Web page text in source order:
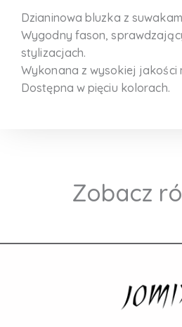
Dzianinowa bluzka z
Wygodny fason,
stylizacjach.
Wykonana z wysokiej jakości
Dostępna w pięciu kolorach.
Zobacz